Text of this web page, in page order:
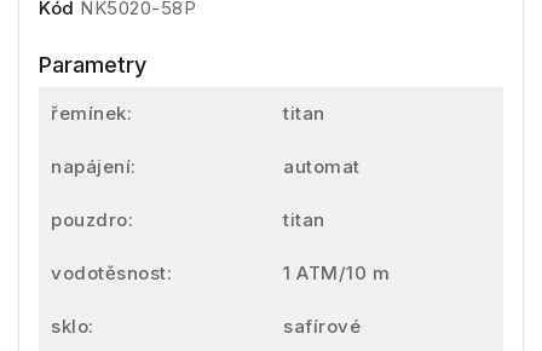
Kód NK5020-58P
Parametry
řemínek: titan
napájení: automat
pouzdro: titan
vodotěsnost: 1 ATM/10 m
sklo: safírové